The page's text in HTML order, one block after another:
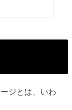
ジとは、いわ